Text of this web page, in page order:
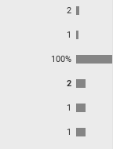
2
1
100%
2
1
1